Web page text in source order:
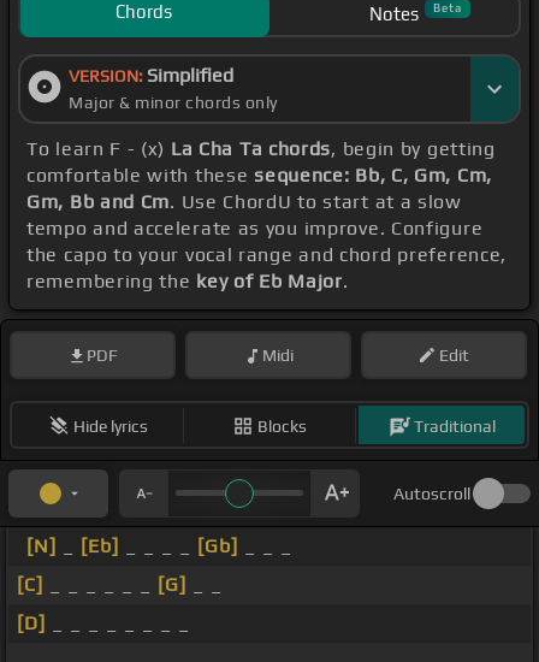
Chords Notes Beta
VERSION: Simplified
Major & minor chords only
To learn F - (x) La Cha Ta chords, begin by getting
comfortable with thesesequence: Bb, C, Gm, Cm,
Gm, Bb and Cm. Use ChordU to start at a slow
tempo and accelerate as you improve. Configure
the capo to your vocal range and chord preference,
remembering the key of Eb Major.
PDF Midi Edit
Hide lyrics Blocks Traditional
Autoscroll
[N] [Eb] [Gb]
[C]
[G]
[D]